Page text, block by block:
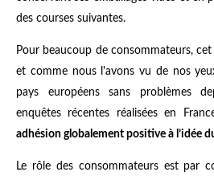
des courses suivantes.
Pour beaucoup de consommateurs,
et comme nous l'avons vu de nos
pays européens sans problèmes
enquêtes récentes réalisées en
adhésion globalement positive à l’idée
Le rôle des consommateurs est par